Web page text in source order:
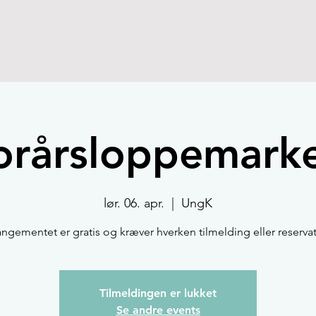
lør. 06. apr. UngK
er gratis og kræver hverken tilmelding eller
Tilmeldingen er lukket
Se andre events